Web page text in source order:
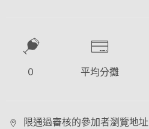
0 平均分攤
限通過審核的參加者瀏覽地址